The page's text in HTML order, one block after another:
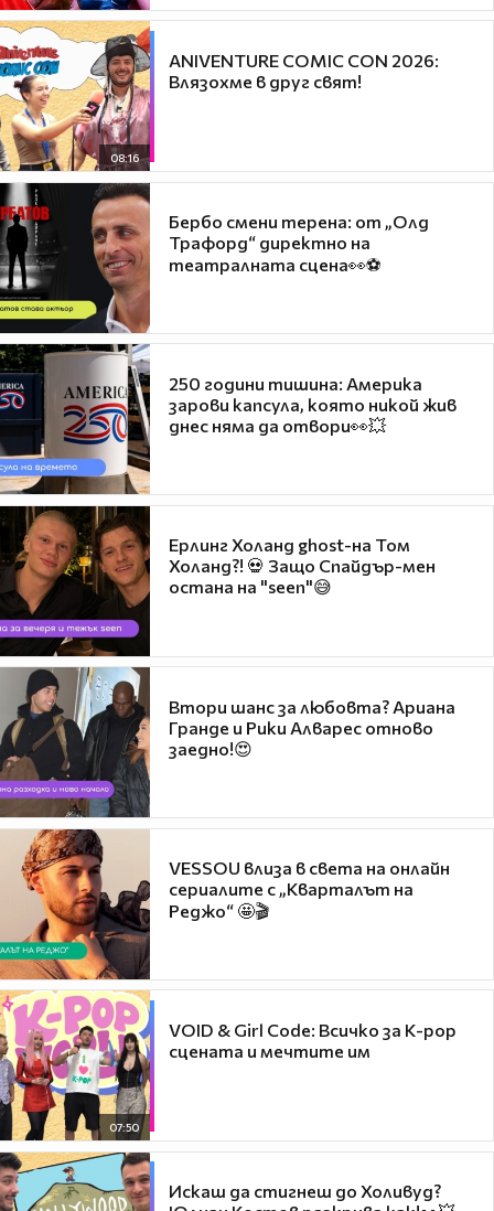
08:16
ANIVENTURE COMIC CON 2026:
Влязохме в друг свят!
Бербо смени терена: от „Олд
Трафорд“ директно на
театралната сцена👀⚽
250 години тишина: Америка
зарови капсула, която никой жив
днес няма да отвори👀💥
Ерлинг Холанд ghost-на Том
Холанд?! 💀 Защо Спайдър-мен
остана на "seen"😅
Втори шанс за любовта? Ариана
Гранде и Рики Алварес отново
заедно!😍
VESSOU влиза в света на онлайн
сериалите с „Кварталът на
Реджо“ 🤩🎬
07:50
VOID & Girl Code: Всичко за K-pop
сцената и мечтите им
Искаш да стигнеш до Холивуд?